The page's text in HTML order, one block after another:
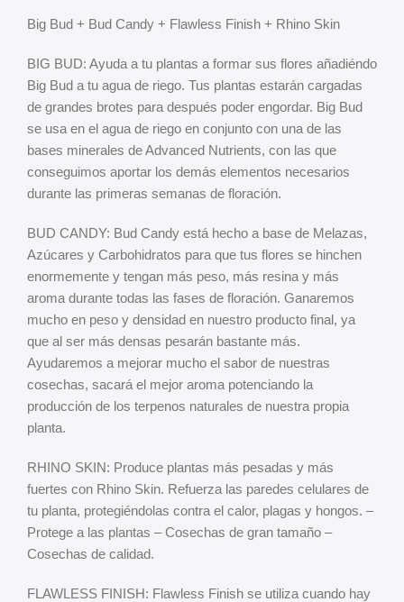
Big Bud + Bud Candy + Flawless Finish + Rhino Skin
BIG BUD: Ayuda a tu plantas a formar sus flores añadiéndo
Big Bud a tu agua de riego. Tus plantas estarán cargadas
de grandes brotes para después poder engordar. Big Bud
se usa en el agua de riego en conjunto con una de las
bases minerales de Advanced Nutrients, con las que
conseguimos aportar los demás elementos necesarios
durante las primeras semanas de floración.
BUD CANDY: Bud Candy está hecho a base de Melazas,
Azúcares y Carbohidratos para que tus flores se hinchen
enormemente y tengan más peso, más resina y más
aroma durante todas las fases de floración. Ganaremos
mucho en peso y densidad en nuestro producto final, ya
que al ser más densas pesarán bastante más.
Ayudaremos a mejorar mucho el sabor de nuestras
cosechas, sacará el mejor aroma potenciando la
producción de los terpenos naturales de nuestra propia
planta.
RHINO SKIN: Produce plantas más pesadas y más
fuertes con Rhino Skin. Refuerza las paredes celulares de
tu planta, protegiéndolas contra el calor, plagas y hongos. –
Protege a las plantas – Cosechas de gran tamaño –
Cosechas de calidad.
FLAWLESS FINISH: Flawless Finish se utiliza cuando hay